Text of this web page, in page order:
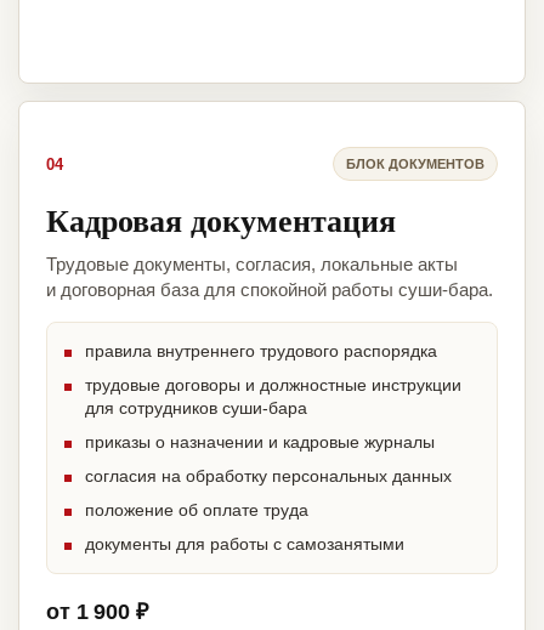
04 БЛОК ДОКУМЕНТОВ
Кадровая документация
Трудовые документы, согласия, локальные акты
и договорная база для спокойной работы суши-бара.
правила внутреннего трудового распорядка
трудовые договоры и должностные инструкции
для сотрудников суши-бара
приказы о назначении и кадровые журналы
согласия на обработку персональных данных
положение об оплате труда
документы для работы с самозанятыми
от 1 900 ₽